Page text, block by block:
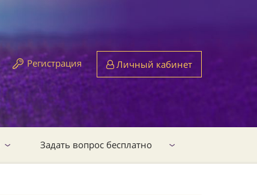
Регистрация Личный кабинет
Задать вопрос бесплатно